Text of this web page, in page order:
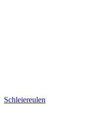
Schleiereulen